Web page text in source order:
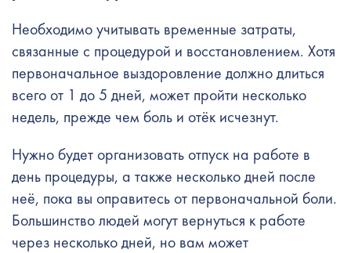
Необходимо учитывать временные затраты,
связанные с процедурой и восстановлением. Хотя
первоначальное выздоровление должно длиться
всего от 1 до 5 дней, может пройти несколько
недель, прежде чем боль и отёк исчезнут.
Нужно будет организовать отпуск на работе в
день процедуры, а также несколько дней после
неё, пока вы оправитесь от первоначальной боли.
Большинство людей могут вернуться к работе
через несколько дней, но вам может